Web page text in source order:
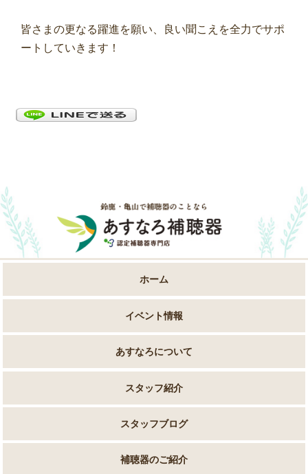
皆さまの更なる躍進を願い、良い聞こえを全力でサポ
ートしていきます！
ホーム
イベント情報
あすなろについて
スタッフ紹介
スタッフブログ
補聴器のご紹介